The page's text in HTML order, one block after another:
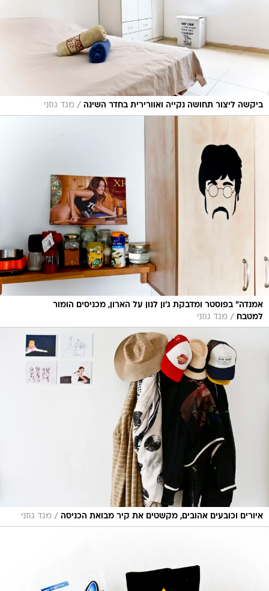
ביקשה ליצור תחושה נקייה ואוורירית בחדר השינה / מגד גוזני
אמנדה" בפוסטר ומדבקת ג'ון לנון על הארון, מכניסים הומור
למטבח
/ מגד גוזני
איורים וכובעים אהובים, מקשטים את קיר מבואת הכניסה / מגד גוזני